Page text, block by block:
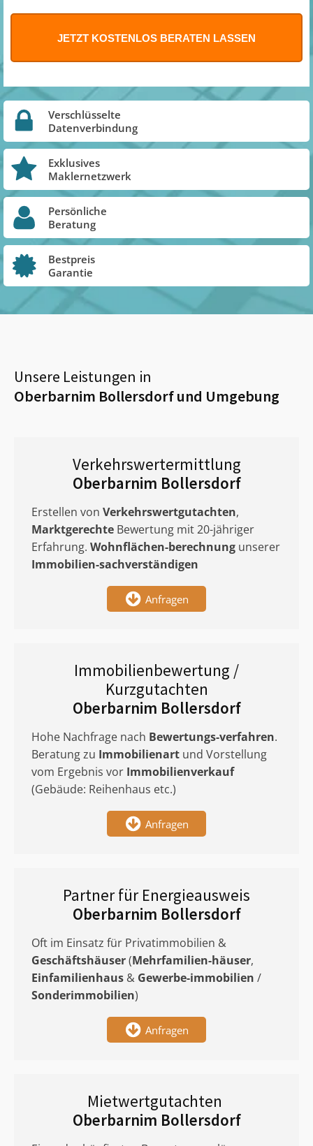
Verschlüsselte
Datenverbindung
Exklusives
Maklernetzwerk
Persönliche
Beratung
Bestpreis
Garantie
Unsere Leistungen in
Oberbarnim Bollersdorfund Umgebung
Verkehrswertermittlung
Oberbarnim Bollersdorf
Erstellen von Verkehrswertgutachten,
Marktgerechte Bewertung mit 20-jähriger
Erfahrung. Wohnflächen-berechnung unserer
Immobilien-sachverständigen
Anfragen
Immobilienbewertung /
Kurzgutachten
Oberbarnim Bollersdorf
Hohe Nachfrage nach Bewertungs-verfahren.
Beratung zu Immobilienart und Vorstellung
vom Ergebnis vor Immobilienverkauf
(Gebäude: Reihenhaus etc.)
Anfragen
Partner für Energieausweis
Oberbarnim Bollersdorf
Oft im Einsatz für Privatimmobilien &
Geschäftshäuser(Mehrfamilien-häuser,
Einfamilienhaus & Gewerbe-immobilien /
Sonderimmobilien)
Anfragen
Mietwertgutachten
Oberbarnim Bollersdorf